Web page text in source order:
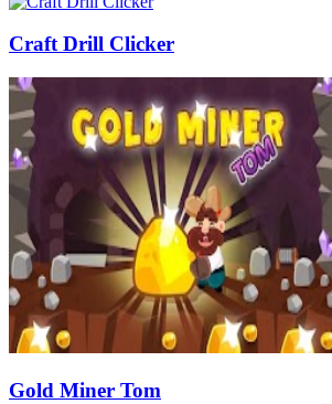
Craft Drill Clicker
Gold Miner Tom